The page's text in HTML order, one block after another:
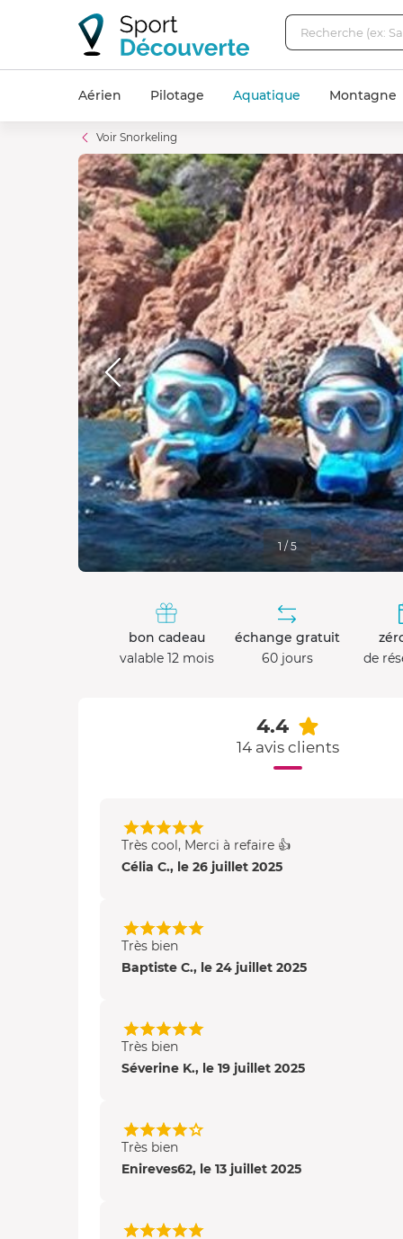
Aérien Pilotage Aquatique Montagne
Voir Snorkeling
1 / 5
bon cadeau
valable 12 mois
échange gratuit
60 jours
de
4.4
14 avis clients
Très cool, Merci à refaire 👍
Célia C., le 26 juillet 2025
Très bien
Baptiste C., le 24 juillet 2025
Très bien
Séverine K., le 19 juillet 2025
Très bien
Enireves62, le 13 juillet 2025